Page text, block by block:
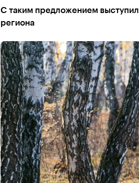
С таким предложением
региона